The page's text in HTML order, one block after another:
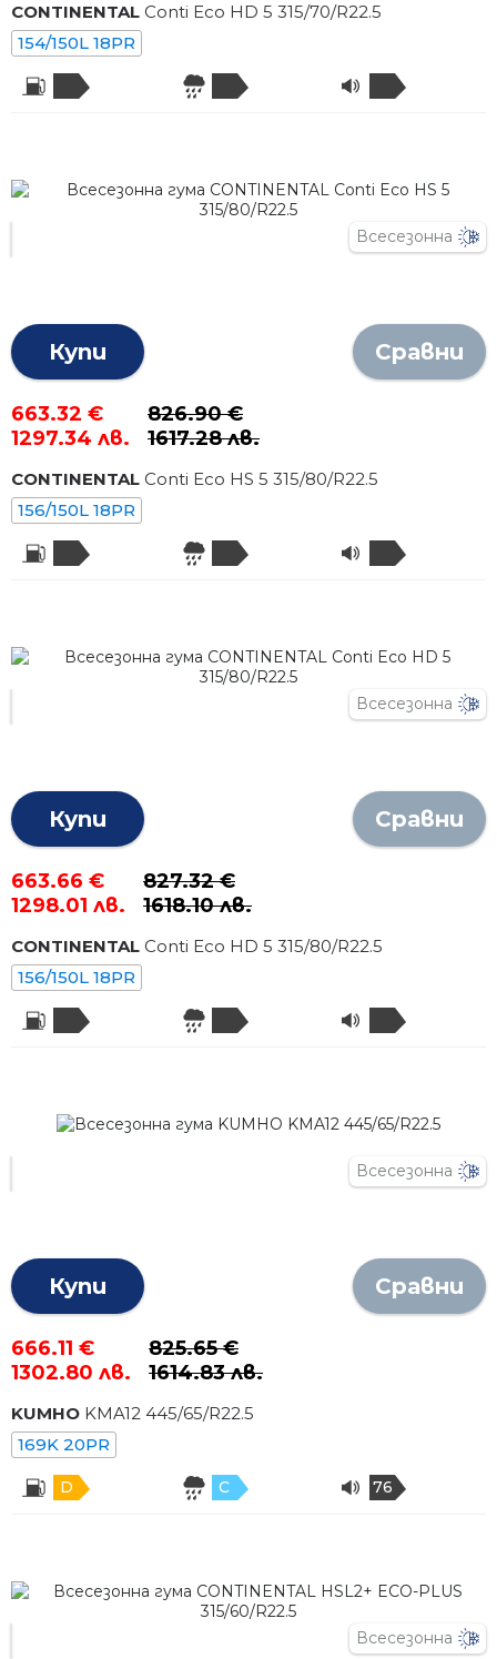
CONTINENTAL Conti Eco HD 5 315/70/R22.5
154/150L 18PR
Всесезонна
Купи Сравни
663.32 €
1297.34 лв.
826.90 €
1617.28 лв.
CONTINENTAL Conti Eco HS 5 315/80/R22.5
156/150L 18PR
Всесезонна
Купи Сравни
663.66 €
1298.01 лв.
827.32 €
1618.10 лв.
CONTINENTAL Conti Eco HD 5 315/80/R22.5
156/150L 18PR
Всесезонна
Купи Сравни
666.11 €
1302.80 лв.
825.65 €
1614.83 лв.
KUMHO KMA12 445/65/R22.5
169K 20PR
D C 76
Всесезонна